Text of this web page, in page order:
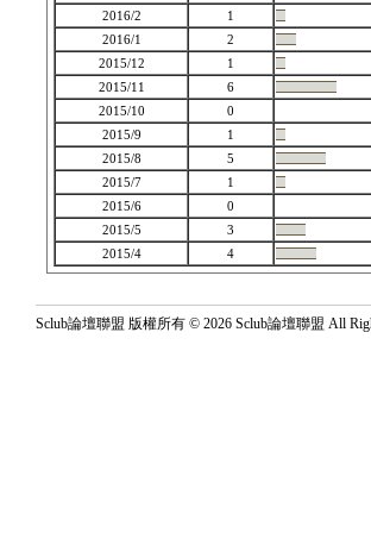
2016/2
1
2016/1
2
2015/12
1
2015/11
6
2015/10
0
2015/9
1
2015/8
5
2015/7
1
2015/6
0
2015/5
3
2015/4
4
Sclub論壇聯盟 版權所有 © 2026 Sclub論壇聯盟 All